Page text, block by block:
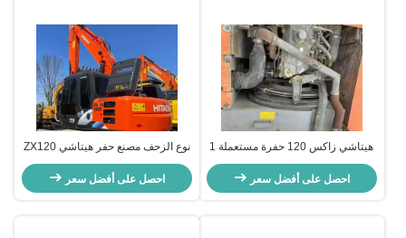
هيتاشي زاكس 120 حفرة مستعملة 1
طن لمهندسة البناء
احصل على أفضل سعر
نوع الزحف مصنع حفر هيتاشي ZX120
المستخدم للبناء الحضري
احصل على أفضل سعر